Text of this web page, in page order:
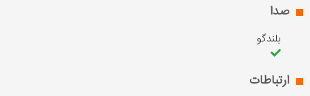
صدا
بلندگو
ارتباطات